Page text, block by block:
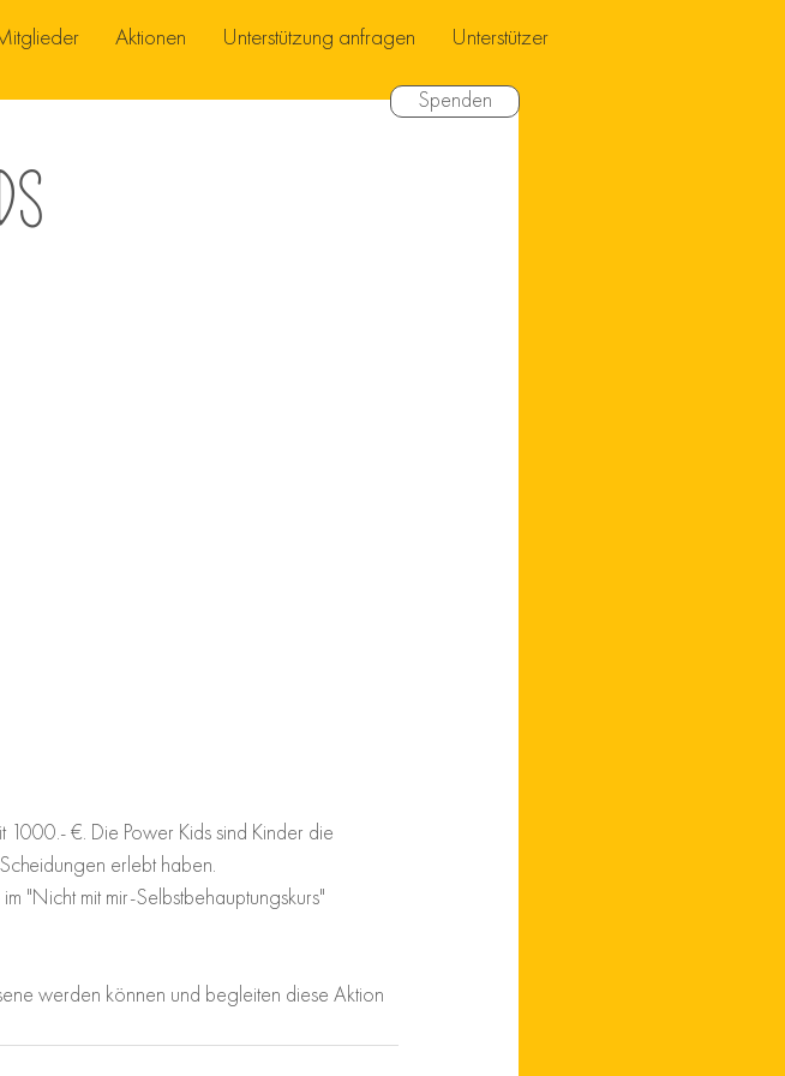
Aktionen Unterstützung anfragen Unterstützer
Spenden
1000.- €. Die Power Kids sind Kinder die
erlebt haben.
"Nicht mit mir-Selbstbehauptungskurs"
werden können und begleiten diese Aktion